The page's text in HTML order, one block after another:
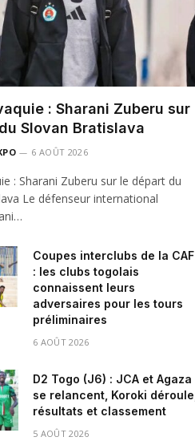
: Sharani Zuberu sur
Slovan Bratislava
6 AOÛT 2026
: Sharani Zuberu sur le départ du
Le défenseur international
Coupes interclubs de la CAF
: les clubs togolais
connaissent leurs
adversaires pour les tours
préliminaires
6 AOÛT 2026
D2 Togo (J6) : JCA et Agaza
se relancent, Koroki déroule,
résultats et classement
5 AOÛT 2026